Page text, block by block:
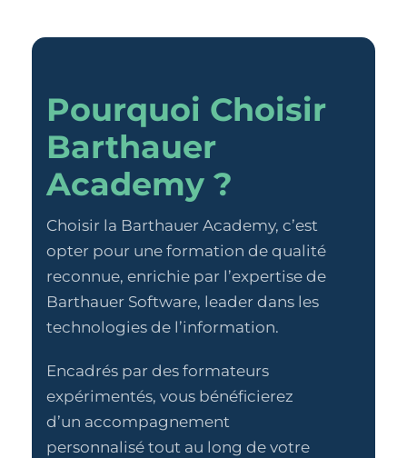
Pourquoi Choisir
Barthauer
Academy ?
Choisir la Barthauer Academy, c’est
opter pour une formation de qualité
reconnue, enrichie par l’expertise de
Barthauer Software, leader dans les
technologies de l’information.
Encadrés par des formateurs
expérimentés, vous bénéficierez
d’un accompagnement
personnalisé tout au long de votre